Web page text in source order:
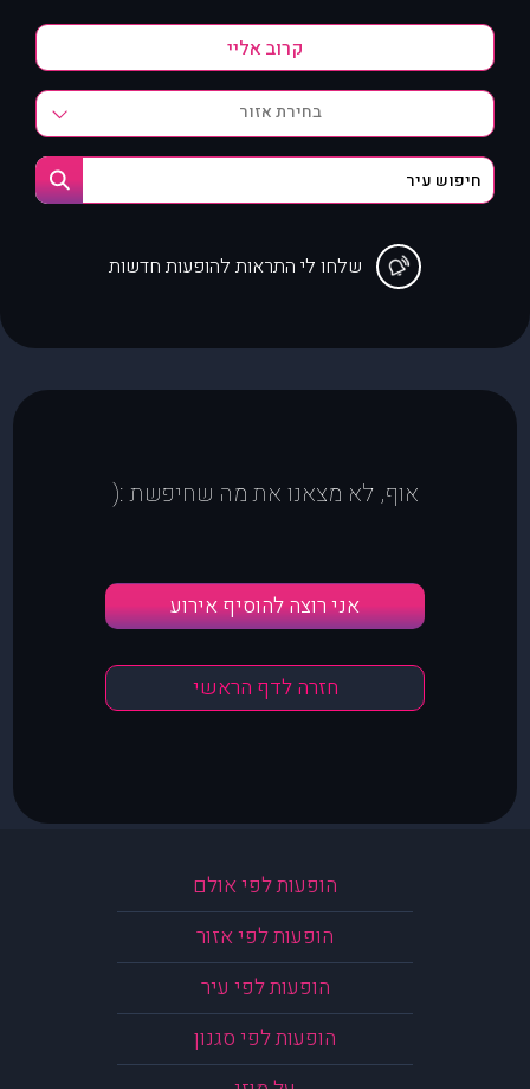
בחירת אזור
שלחו לי התראות להופעות חדשות
אוף, לא מצאנו את מה שחיפשת :(
אני רוצה להוסיף אירוע
חזרה לדף הראשי
הופעות לפי אולם
הופעות לפי אזור
הופעות לפי עיר
הופעות לפי סגנון